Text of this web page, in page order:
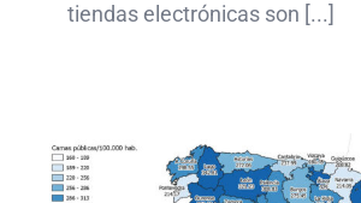
tiendas electrónicas son [...]